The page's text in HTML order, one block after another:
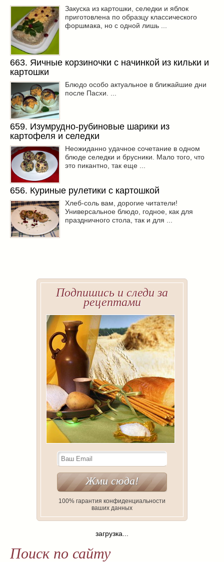
Закуска из картошки, селедки и яблок
приготовлена по образцу классического
форшмака, но с одной лишь ...
663. Яичные корзиночки с начинкой из кильки и
картошки
Блюдо особо актуальное в ближайшие дни
после Пасхи. ...
659. Изумрудно-рубиновые шарики из
картофеля и селедки
Неожиданно удачное сочетание в одном
блюде селедки и брусники. Мало того, что
это пикантно, так еще ...
656. Куриные рулетики с картошкой
Хлеб-соль вам, дорогие читатели!
Универсальное блюдо, годное, как для
праздничного стола, так и для ...
Подпишись и следи за
рецептами
100% гарантия конфиденциальности
ваших данных
загрузка...
Поиск по сайту